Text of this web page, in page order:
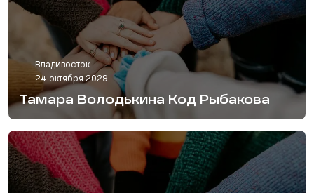
Владивосток
24 октября 2029
Тамара Володькина Код Рыбакова